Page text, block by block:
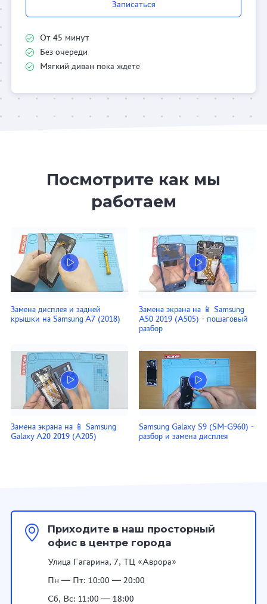
Записаться
От 45 минут
Без очереди
Мягкий диван пока ждете
Посмотрите как мы
работаем
Замена дисплея и задней
крышки на Samsung A7 (2018)
Замена экрана на 📱 Samsung
A50 2019 (A505) - пошаговый
разбор
Замена экрана на 📱 Samsung
Galaxy A20 2019 (A205)
Samsung Galaxy S9 (SM-G960) -
разбор и замена дисплея
Приходите в наш просторный
офис в центре города
Улица Гагарина, 7, ТЦ «Аврора»
Пн — Пт: 10:00 — 20:00
Сб, Вс: 11:00 — 18:00